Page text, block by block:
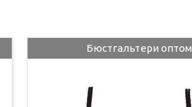
Бюстгальтери оптом